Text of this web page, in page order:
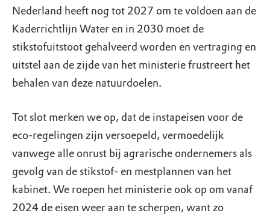
Nederland heeft nog tot 2027 om te voldoen aan de
Kaderrichtlijn Water en in 2030 moet de
stikstofuitstoot gehalveerd worden en vertraging en
uitstel aan de zijde van het ministerie frustreert het
behalen van deze natuurdoelen.
Tot slot merken we op, dat de instapeisen voor de
eco-regelingen zijn versoepeld, vermoedelijk
vanwege alle onrust bij agrarische ondernemers als
gevolg van de stikstof- en mestplannen van het
kabinet. We roepen het ministerie ook op om vanaf
2024 de eisen weer aan te scherpen, want zo